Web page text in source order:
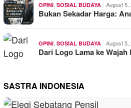
OPINI SOSIAL BUDAYA August 5,
Bukan Sekadar Harga:
OPINI SOSIAL BUDAYA August 5,
Dari Logo Lama ke
SASTRA INDONESIA